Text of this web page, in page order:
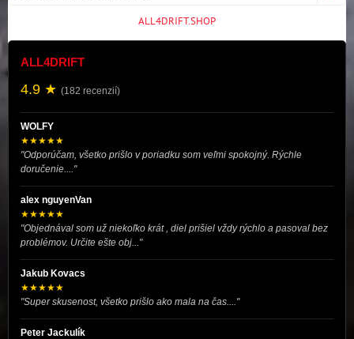
ALL4DRIFT.SHOP
ALL4DRIFT
4.9 ★ (182 recenzií)
WOLFY
★★★★★
"Odporúčam, všetko prišlo v poriadku som veľmi spokojný. Rýchle
doručenie...."
alex nguyenVan
★★★★★
"Objednával som už niekoľko krát , diel prišiel vždy rýchlo a pasoval bez
problémov. Určite ešte obj..."
Jakub Kovacs
★★★★★
"Super skusenost, všetko prišlo ako mala na čas...."
Peter Jackulík